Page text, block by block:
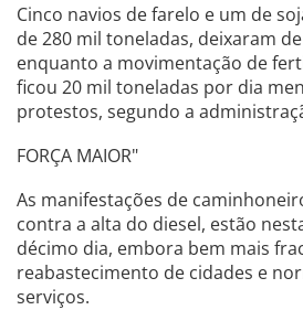
Cinco navios de farelo e um de
de 280 mil toneladas, deixaram
enquanto a movimentação de
ficou 20 mil toneladas por dia
protestos, segundo a
FORÇA MAIOR"
As manifestações de
contra a alta do diesel, estão
décimo dia, embora bem mais
reabastecimento de cidades e
serviços.